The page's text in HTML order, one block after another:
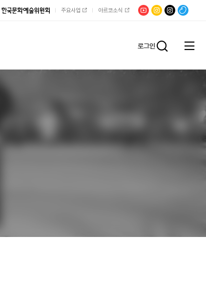
주요사업 아르코소식 유튜브문학광장채널문장
팟빵
로그인
전체